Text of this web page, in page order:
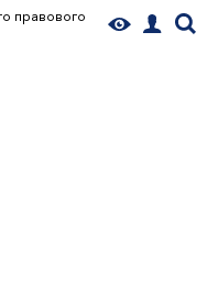
правового